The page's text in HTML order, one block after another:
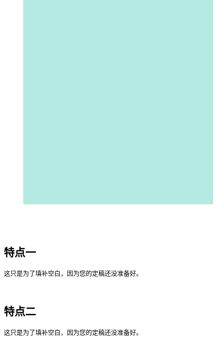
特点一
这只是为了填补空白，因为您的定稿还没准备好。
特点二
这只是为了填补空白，因为您的定稿还没准备好。